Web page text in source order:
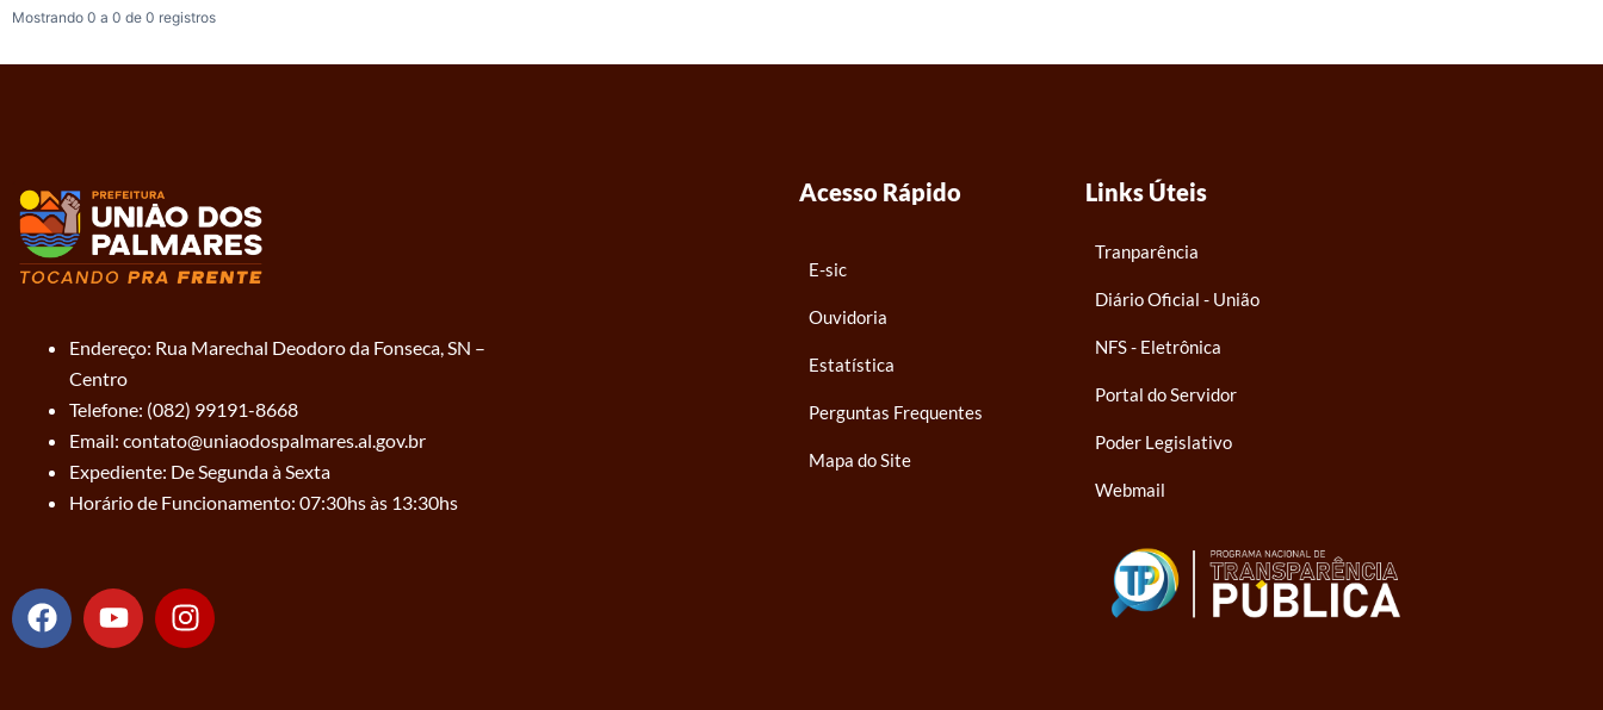
Mostrando 0 a 0 de 0 registros
Endereço: Rua Marechal Deodoro da Fonseca, SN –
Centro
Telefone: (082) 99191-8668
Email: contato@uniaodospalmares.al.gov.br
Expediente: De Segunda à Sexta
Horário de Funcionamento: 07:30hs às 13:30hs
F
a
Y
o
I
n
Acesso Rápido
E-sic
Ouvidoria
Estatística
Perguntas Frequentes
Mapa do Site
Links Úteis
Tranparência
Diário Oficial - União
NFS - Eletrônica
Portal do Servidor
Poder Legislativo
Webmail